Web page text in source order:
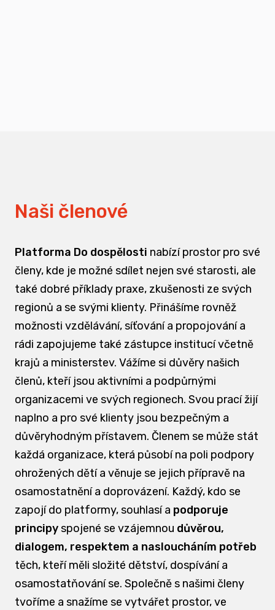
Naši členové
Platforma Do dospělosti nabízí prostor pro své
členy, kde je možné sdílet nejen své starosti, ale
také dobré příklady praxe, zkušenosti ze svých
regionů a se svými klienty. Přinášíme rovněž
možnosti vzdělávání, síťování a propojování a
rádi zapojujeme také zástupce institucí včetně
krajů a ministerstev. Vážíme si důvěry našich
členů, kteří jsou aktivními a podpůrnými
organizacemi ve svých regionech. Svou prací žijí
naplno a pro své klienty jsou bezpečným a
důvěryhodným přístavem. Členem se může stát
každá organizace, která působí na poli podpory
ohrožených dětí a věnuje se jejich přípravě na
osamostatnění a doprovázení. Každý, kdo se
zapojí do platformy, souhlasí a podporuje
principyspojené se vzájemnou důvěrou,
dialogem, respektem a nasloucháním potřeb
těch, kteří měli složité dětství, dospívání a
osamostatňování se. Společně s našimi členy
tvoříme a snažíme se vytvářet prostor, ve